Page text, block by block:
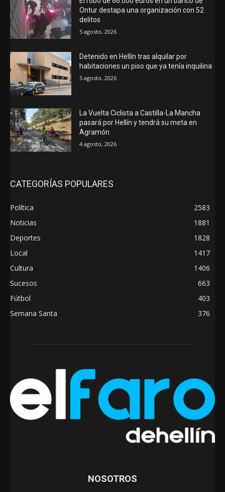
Ontur destapa una organización con 52
delitos
5 agosto, 2026
Detenido en Hellín tras alquilar por
habitaciones un piso que ya tenía inquilina
5 agosto, 2026
La Vuelta Ciclista a Castilla-La Mancha
pasará por Hellín y tendrá su meta en
Agramón
4 agosto, 2026
CATEGORÍAS POPULARES
Política
2583
Noticias
1881
Deportes
1828
Local
1417
Cultura
1406
Sucesos
663
Fútbol
403
Semana Santa
376
NOSOTROS